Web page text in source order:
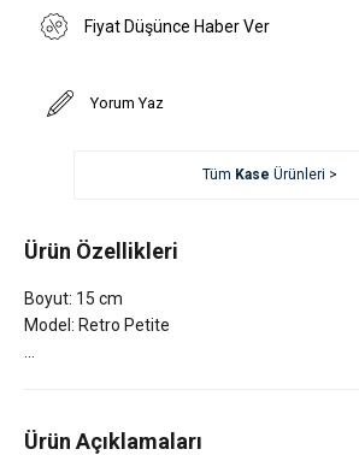
Fiyat Düşünce Haber Ver
Yorum Yaz
Tüm Kase Ürünleri >
Ürün Özellikleri
Boyut: 15 cm
Model: Retro Petite
Ürün Açıklamaları